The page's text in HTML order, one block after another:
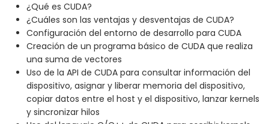
¿Qué es CUDA?
¿Cuáles son las ventajas y desventajas de CUDA?
Configuración del entorno de desarrollo para CUDA
Creación de un programa básico de CUDA que realiza
una suma de vectores
Uso de la API de CUDA para consultar información del
dispositivo, asignar y liberar memoria del dispositivo,
copiar datos entre el host y el dispositivo, lanzar kernels
y sincronizar hilos